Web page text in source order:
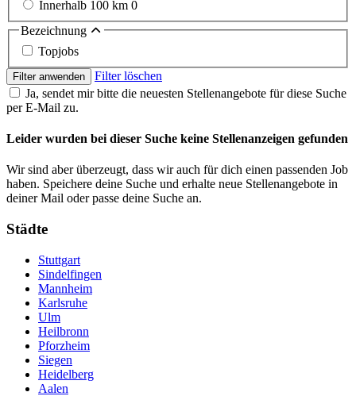
Innerhalb 100 km 0
Bezeichnung
Topjobs
Filter anwenden
Filter löschen
Ja, sendet mir bitte die neuesten Stellenangebote für diese Suche
per E-Mail zu.
Leider wurden bei dieser Suche keine Stellenanzeigen gefunden
Wir sind aber überzeugt, dass wir auch für dich einen passenden Job
haben. Speichere deine Suche und erhalte neue Stellenangebote in
deiner Mail oder passe deine Suche an.
Städte
Stuttgart
Sindelfingen
Mannheim
Karlsruhe
Ulm
Heilbronn
Pforzheim
Siegen
Heidelberg
Aalen